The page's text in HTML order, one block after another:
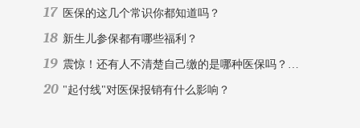
17 医保的这几个常识你都知道吗？
18 新生儿参保都有哪些福利？
19 震惊！还有人不清楚自己缴的是哪种医保吗？科普来了
20 "起付线"对医保报销有什么影响？